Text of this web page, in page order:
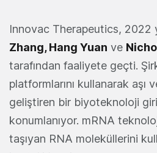
Innovac Therapeutics, 2022
Zhang, Hang Yuan ve
tarafından faaliyete geçti.
platformlarını kullanarak aşı
geliştiren bir biyoteknoloji
konumlanıyor. mRNA
taşıyan RNA moleküllerini